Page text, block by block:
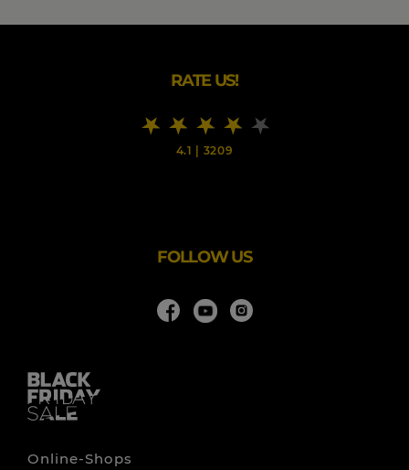
Europcar ist die führende Autovermietungsfirma in
Caddy oder Kastenwaen Mercedes Benz Koffer mot
RATE US!
4.1 | 3209
FOLLOW US
Online-Shops